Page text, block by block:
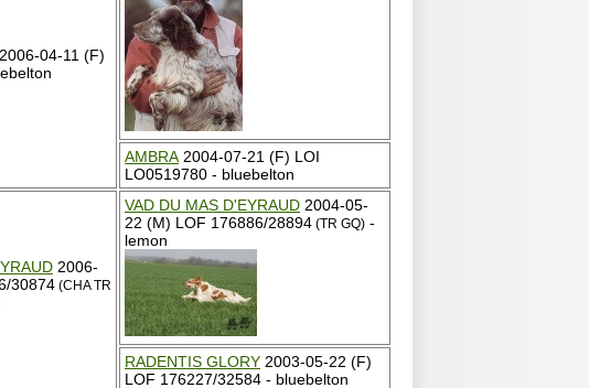
2006-04-11 (F)
AMBRA 2004-07-21 (F) LOI
LO0519780 - bluebelton
2006-
30874 (CHA TR
VAD DU MAS D'EYRAUD 2004-05-
22 (M) LOF 176886/28894 (TR GQ) -
lemon
RADENTIS GLORY 2003-05-22 (F)
LOF 176227/32584 - bluebelton